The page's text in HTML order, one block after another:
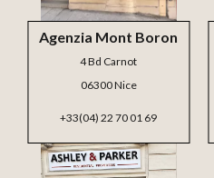
Agenzia Mont Boron
4 Bd Carnot
06300 Nice
+33(04) 22 70 01 69